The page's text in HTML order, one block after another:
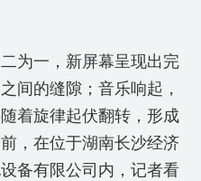
为一，新屏幕呈现出完
间的缝隙；音乐响起，
着旋律起伏翻转，形成
，在位于湖南长沙经济
备有限公司内，记者看